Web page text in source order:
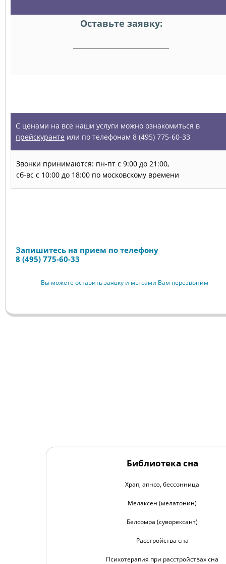
Оставьте заявку:
С ценами на все наши услуги можно ознакомиться в
прейскуранте или по телефонам 8 (495) 775-60-33
Звонки принимаются: пн-пт с 9:00 до 21:00,
сб-вс с 10:00 до 18:00 по московскому времени
Запишитесь на прием по телефону
8 (495) 775-60-33
Вы можете оставить заявку и мы сами Вам перезвоним
Библиотека сна
Храп, апноэ, бессонница
Мелаксен (мелатонин)
Белсомра (суворексант)
Расстройства сна
Психотерапия при расстройствах сна